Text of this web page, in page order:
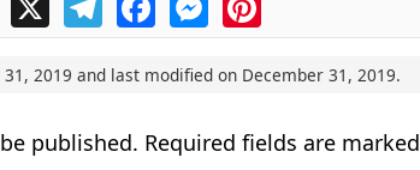
2019 and last modified on December 31, 2019.
published. Required fields are marked